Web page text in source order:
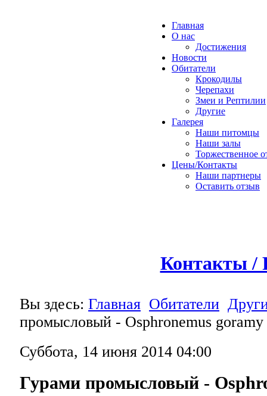
Главная
О нас
Достижения
Новости
Обитатели
Крокодилы
Черепахи
Змеи и Рептилии
Другие
Галерея
Наши питомцы
Наши залы
Торжественное
Цены/Контакты
Наши партнеры
Оставить отзыв
Контакты /
Вы здесь: Главная Обитатели
промысловый - Osphronemus goramy
Суббота, 14 июня 2014 04:00
Гурами промысловый -